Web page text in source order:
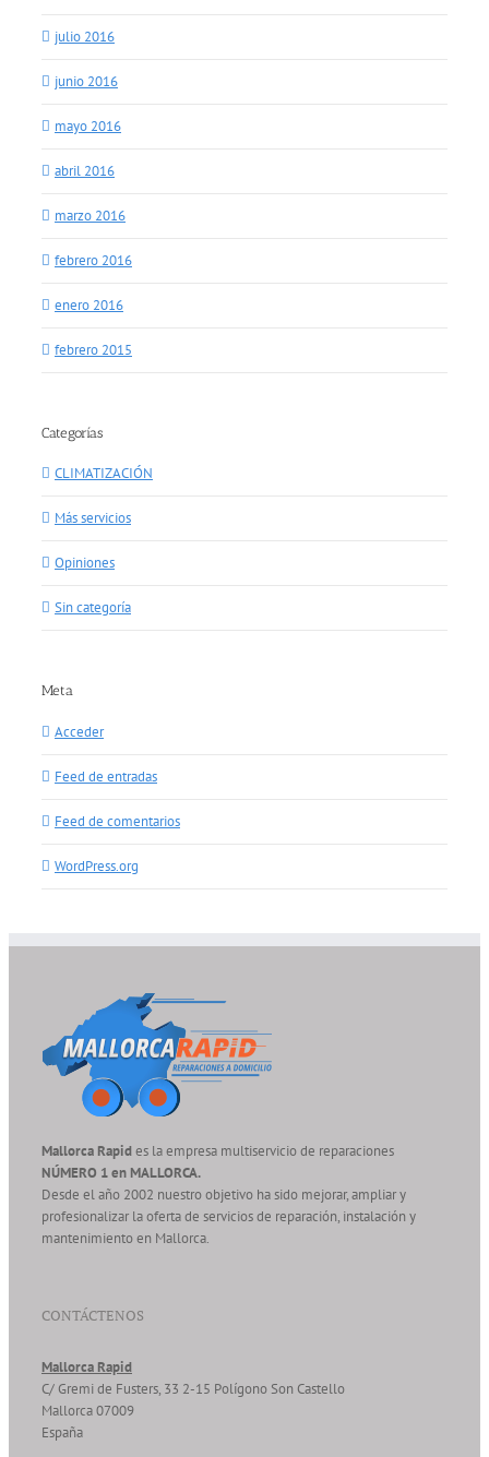
julio 2016
junio 2016
mayo 2016
abril 2016
marzo 2016
febrero 2016
enero 2016
febrero 2015
Categorías
CLIMATIZACIÓN
Más servicios
Opiniones
Sin categoría
Meta
Acceder
Feed de entradas
Feed de comentarios
WordPress.org
Mallorca Rapides la empresa multiservicio de reparaciones
NÚMERO 1 en MALLORCA.
Desde el año 2002 nuestro objetivo ha sido mejorar, ampliar y
profesionalizar la oferta de servicios de reparación, instalación y
mantenimiento en Mallorca.
CONTÁCTENOS
Mallorca Rapid
C/ Gremi de Fusters, 33 2-15 Polígono Son Castello
Mallorca07009
España